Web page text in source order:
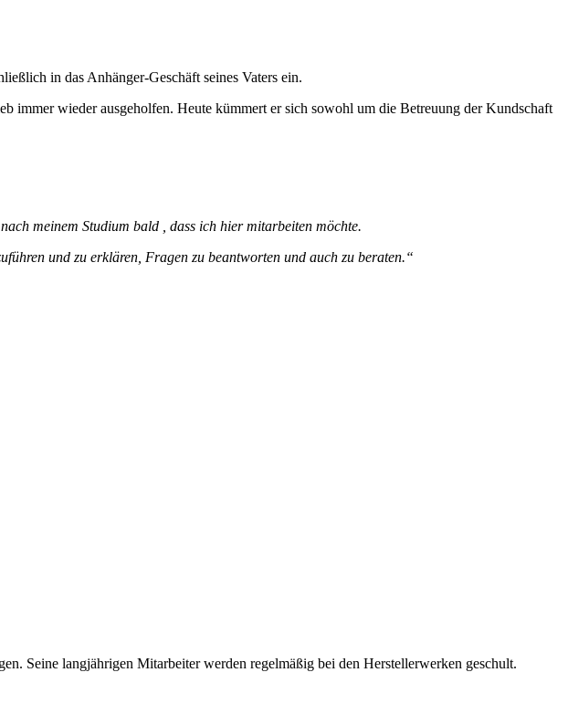
in das Anhänger-Geschäft seines Vaters ein.
immer wieder ausgeholfen. Heute kümmert er sich sowohl um die Betreuung der Kundschaft
meinem Studium bald , dass ich hier mitarbeiten möchte.
und zu erklären, Fragen zu beantworten und auch zu beraten.“
Seine langjährigen Mitarbeiter werden regelmäßig bei den Herstellerwerken geschult.